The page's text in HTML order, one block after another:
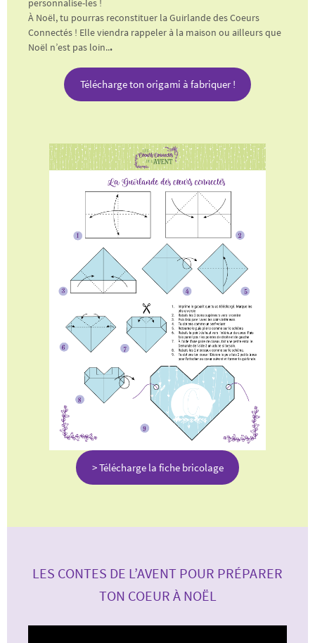
personnalise-les !
À Noël, tu pourras reconstituer la Guirlande des Coeurs
Connectés ! Elle viendra rappeler à la maison ou ailleurs que
Noël n’est pas loin...
Télécharge ton origami à fabriquer !
> Télécharge la fiche bricolage
LES CONTES DE L’AVENT POUR PRÉPARER
TON COEUR À NOËL